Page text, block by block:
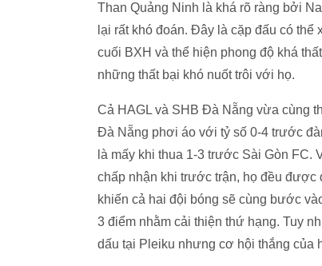
Than Quảng Ninh là khá rõ ràng bởi
lại rất khó đoán. Đây là cặp đấu có
cuối BXH và thể hiện phong độ khá
những thất bại khó nuốt trôi với họ.
Cả HAGL và SHB Đà Nẵng vừa cùng
Đà Nẵng phơi áo với tỷ số 0-4 trước
là mấy khi thua 1-3 trước Sài Gòn FC.
chấp nhận khi trước trận, họ đều được
khiến cả hai đội bóng sẽ cùng bước
3 điểm nhằm cải thiện thứ hạng. Tuy
dấu tại Pleiku nhưng cơ hội thắng của